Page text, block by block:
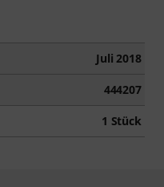
Juli 2018
444207
1 Stück